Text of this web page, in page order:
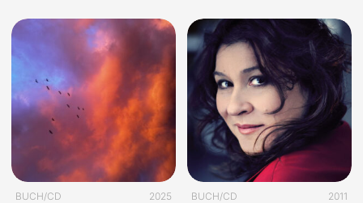
BUCH/CD 2025 BUCH/CD 2011